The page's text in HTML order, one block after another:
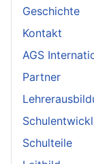
Geschichte
Kontakt
AGS
Partner
Schulteile